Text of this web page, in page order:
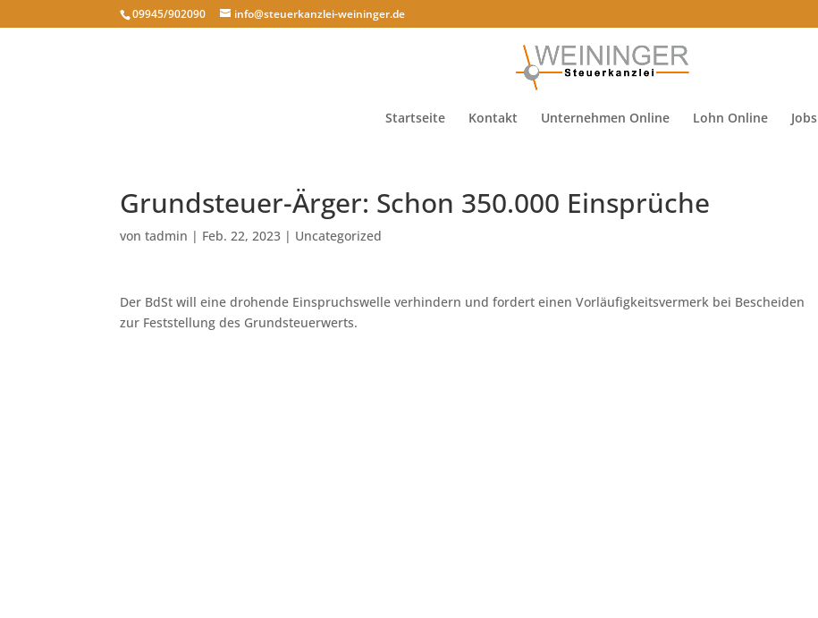
09945/902090 info@steuerkanzlei-weininger.de
Startseite Kontakt Unternehmen Online Lohn Online Jobs
Grundsteuer-Ärger: Schon 350.000 Einsprüche
vontadmin | Feb. 22, 2023 | Uncategorized
Der BdSt will eine drohende Einspruchswelle verhindern und fordert einen Vorläufigkeitsvermerk bei Bescheiden
zur Feststellung des Grundsteuerwerts.